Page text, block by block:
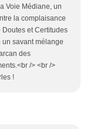
Voie Médiane, un
la complaisance
et Certitudes
savant mélange
des
/> <br />
!